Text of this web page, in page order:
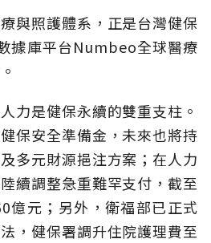
與照護體系，正是台灣健保
據庫平台Numbeo全球醫療
力是健保永續的雙重支柱。
保安全準備金，未來也將持
多元財源挹注方案；在人力
續調整急重難罕支付，截至
億元；另外，衛福部已正式
，健保署調升住院護理費至